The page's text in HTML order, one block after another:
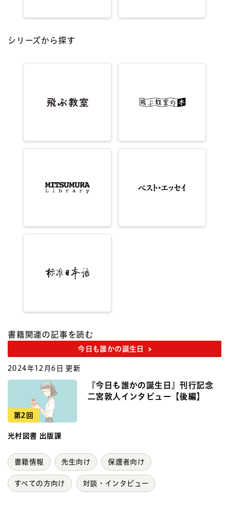
シリーズから探す
書籍関連の記事を読む
今日も誰かの誕生日
2024年12月6日 更新
第2回
『今日も誰かの誕生日』刊行記念
二宮敦人インタビュー【後編】
光村図書 出版課
書籍情報 先生向け 保護者向け
すべての方向け 対談・インタビュー